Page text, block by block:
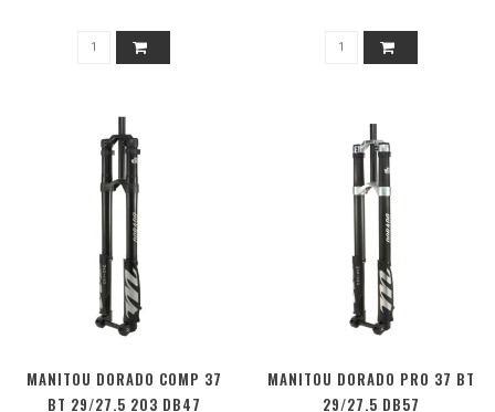
MANITOU DORADO COMP 37
BT 29/27.5 203 DB47
MANITOU DORADO PRO 37 BT
29/27.5 DB57